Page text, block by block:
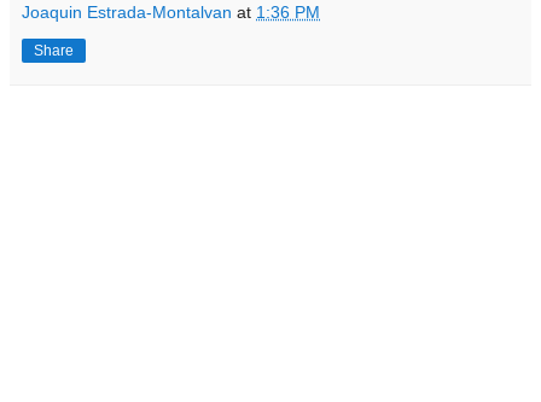
Joaquin Estrada-Montalvan at 1:36 PM
Share